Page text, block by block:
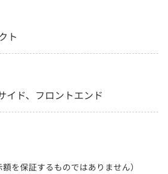
ト
イド、フロントエンド
を保証するものではありません）